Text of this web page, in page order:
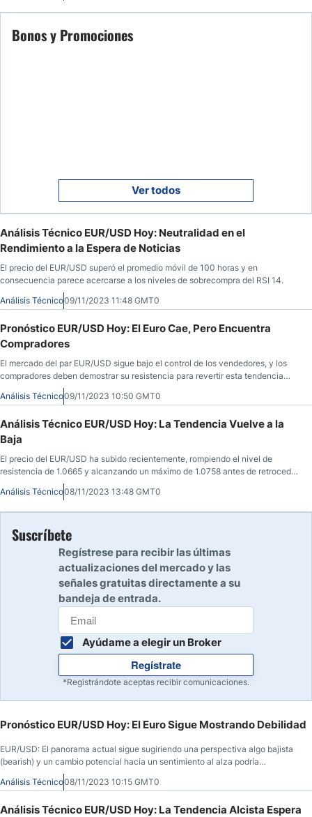
Bonos y Promociones
Ver todos
Análisis Técnico EUR/USD Hoy: Neutralidad en el
Rendimiento a la Espera de Noticias
El precio del EUR/USD superó el promedio móvil de 100 horas y en
consecuencia parece acercarse a los niveles de sobrecompra del RSI 14.
Análisis Técnico09/11/2023 11:48 GMT0
Pronóstico EUR/USD Hoy: El Euro Cae, Pero Encuentra
Compradores
El mercado del par EUR/USD sigue bajo el control de los vendedores, y los
compradores deben demostrar su resistencia para revertir esta tendencia
Análisis Técnico09/11/2023 10:50 GMT0
Análisis Técnico EUR/USD Hoy: La Tendencia Vuelve a la
Baja
El precio del EUR/USD ha subido recientemente, rompiendo el nivel de
resistencia de 1.0665 y alcanzando un máximo de 1.0758 antes de retroceder
de sus ganancias.
Análisis Técnico08/11/2023 13:48 GMT0
Suscríbete
Regístrese para recibir las últimas
actualizaciones del mercado y las
señales gratuitas directamente a su
bandeja de entrada.
Ayúdame a elegir un Broker
Regístrate
*Registrándote aceptas recibir comunicaciones.
Pronóstico EUR/USD Hoy: El Euro Sigue Mostrando Debilidad
EUR/USD: El panorama actual sigue sugiriendo una perspectiva algo bajista
(bearish) y un cambio potencial hacia un sentimiento al alza podría
materializarse próximamente.
Análisis Técnico08/11/2023 10:15 GMT0
Análisis Técnico EUR/USD Hoy: La Tendencia Alcista Espera